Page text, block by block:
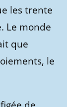
les trente
Le monde
que
le